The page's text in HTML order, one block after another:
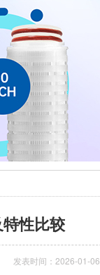
性比较
发表时间：2026-01-06